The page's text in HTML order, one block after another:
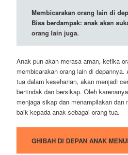
Membicarakan orang lain di
Bisa berdampak: anak akan
orang lain juga.
Anak pun akan merasa aman, ketika
membicarakan orang lain di
tua dalam keseharian, akan menjadi
bertindak dan bersikap. Oleh
menjaga sikap dan menampilakan dan
baik kepada anak sebagai orang tua.
GHIBAH DI DEPAN ANAK